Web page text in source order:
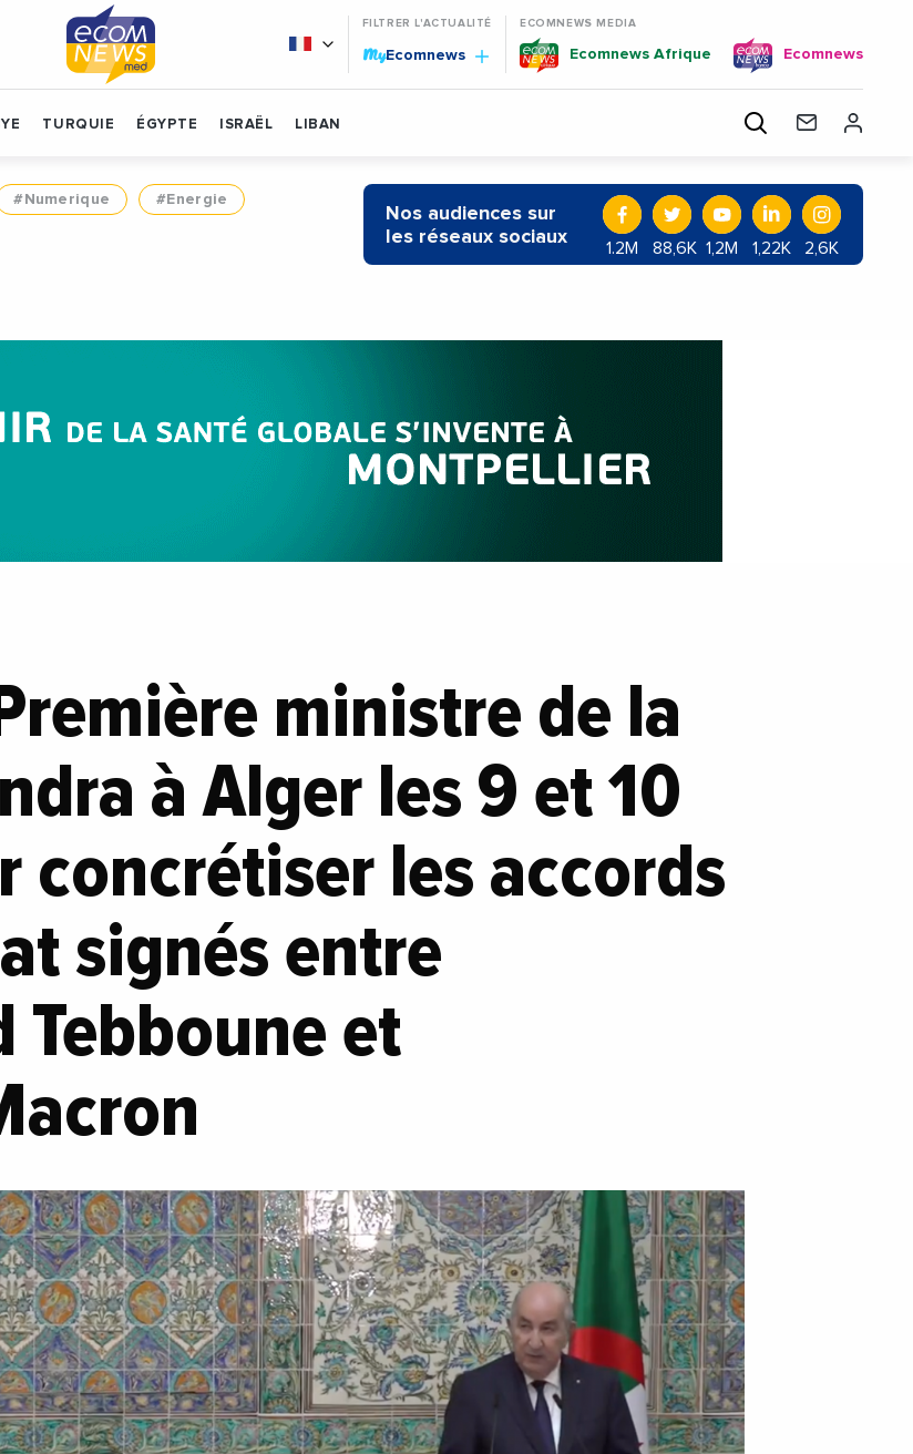
FILTRER L'ACTUALITÉ
MyEcomnews
ECOMNEWS MEDIA
Ecomnews Afrique Ecomnews
TURQUIE ÉGYPTE ISRAËL LIBAN
#Numerique #Energie
Nos audiences sur
les réseaux sociaux
1.2M 88,6K 1,2M 1,22K 2,6K
ministre de la
à Alger les 9 et 10
concrétiser les accords
signés entre
et